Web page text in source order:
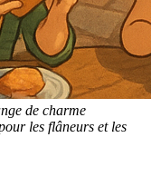
de charme
les flâneurs et les